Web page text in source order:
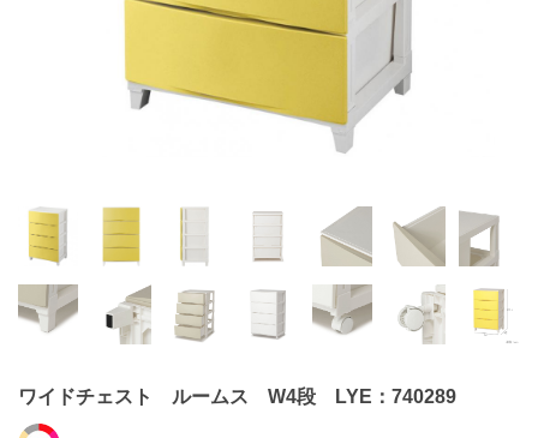
ワイドチェスト ルームス W4段 LYE：740289